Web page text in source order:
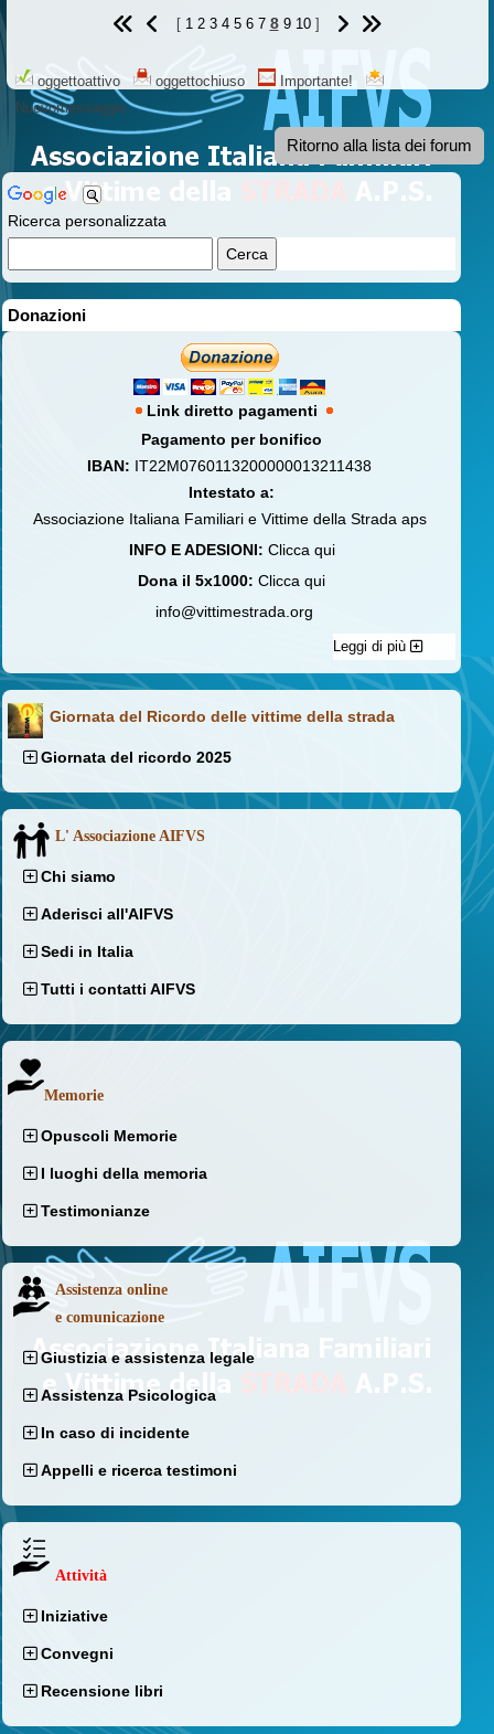
Ricerca personalizzata
Donazioni
Link diretto pagamenti
Pagamento per bonifico
IBAN: IT22M0760113200000013211438
Intestato a:
Associazione Italiana Familiari e Vittime della Strada aps
INFO E ADESIONI: Clicca qui
Dona il 5x1000: Clicca qui
info@vittimestrada.org
Leggi di più
Giornata del Ricordo delle vittime della strada
Giornata del ricordo 2025
L' Associazione AIFVS
Chi siamo
Aderisci all'AIFVS
Sedi in Italia
Tutti i contatti AIFVS
Memorie
Opuscoli Memorie
I luoghi della memoria
Testimonianze
Assistenza online
e comunicazione
Giustizia e assistenza legale
Assistenza Psicologica
In caso di incidente
Appelli e ricerca testimoni
Attività
Iniziative
Convegni
Recensione libri
[ 1 2 3 4 5 6 7 8 9 10]
oggettoattivo oggettochiuso
Importante!
Nuovomessaggio
Ritorno alla lista dei forum